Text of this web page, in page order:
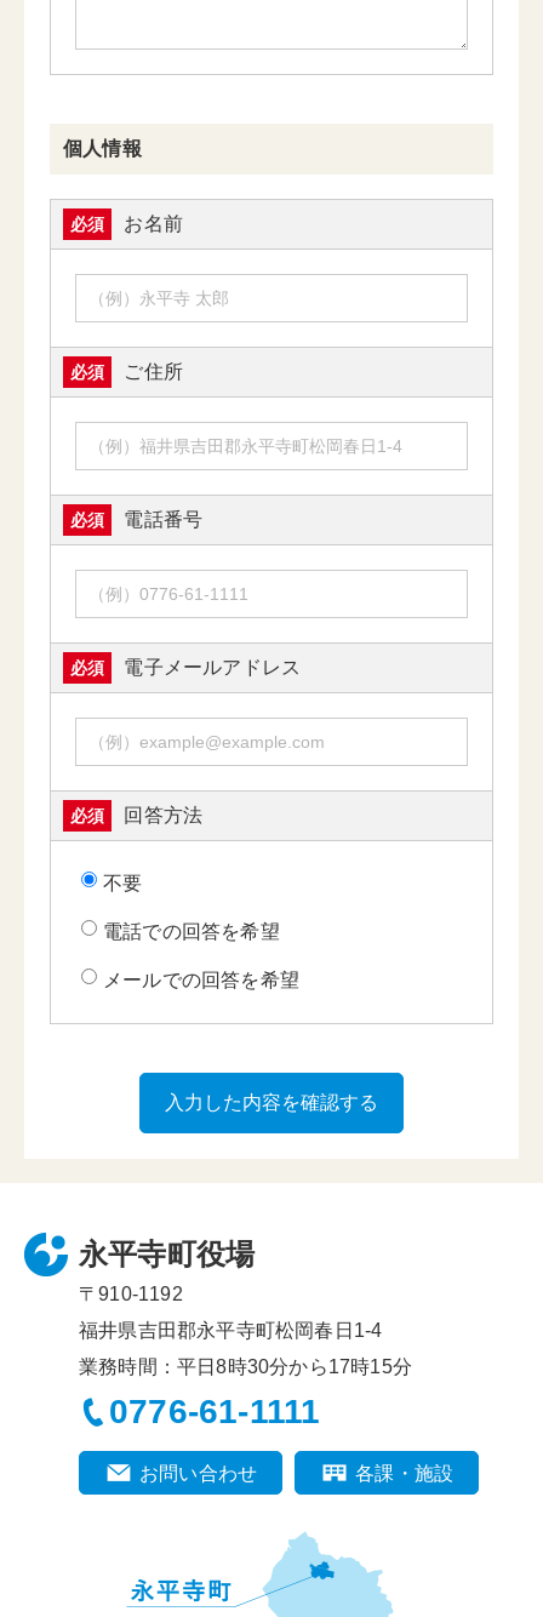
個人情報
必須 お名前
必須 ご住所
必須 電話番号
必須 電子メールアドレス
必須 回答方法
不要
電話での回答を希望
メールでの回答を希望
永平寺町役場
〒910-1192
福井県吉田郡永平寺町松岡春日1-4
業務時間：平日8時30分から17時15分
0776-61-1111
お問い合わせ 各課・施設